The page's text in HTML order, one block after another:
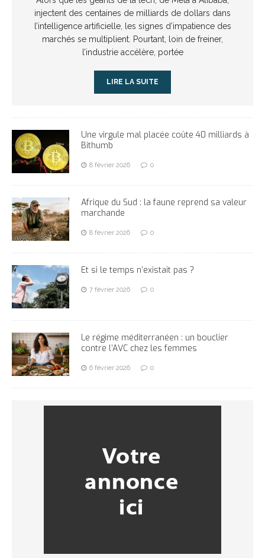
injectent des centaines de milliards de dollars dans
l’intelligence artificielle, les signes d’impatience des
marchés se multiplient. Pourtant, loin de freiner,
l’industrie accélère, portée
LIRE LA SUITE
Une virgule mal placée coûte 40 milliards à
Bithumb
8 février 2026 0
Afrique du Sud : la faune reprend sa valeur
marchande
8 février 2026 0
Et si le temps n’existait pas ?
7 février 2026 0
Le régime méditerranéen : un bouclier
contre l’AVC chez les femmes
6 février 2026 0